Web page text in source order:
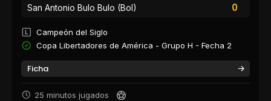
0
San Antonio Bulo Bulo (Bol)
Campeón del Siglo
Copa Libertadores de América - Grupo H - Fecha 2
Ficha
25 minutos jugados